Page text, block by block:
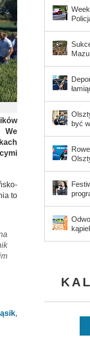
We
to
,
być